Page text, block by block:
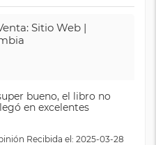
Sitio Web |
bueno, el libro no
en excelentes
Recibida el: 2025-03-28